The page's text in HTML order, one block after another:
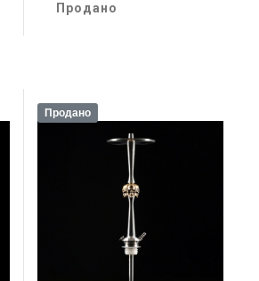
Продано
Продано